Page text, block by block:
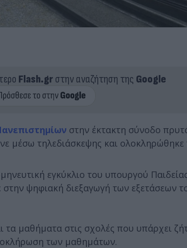
Flash.grστην αναζήτηση της Google
στην έκτακτη σύνοδο
μέσω τηλεδιάσκεψης και ολοκληρώθηκε
εγκύκλιο του υπουργού
ψηφιακή διεξαγωγή των εξετάσεων
μαθήματα στις σχολές που υπάρχει
των μαθημάτων.